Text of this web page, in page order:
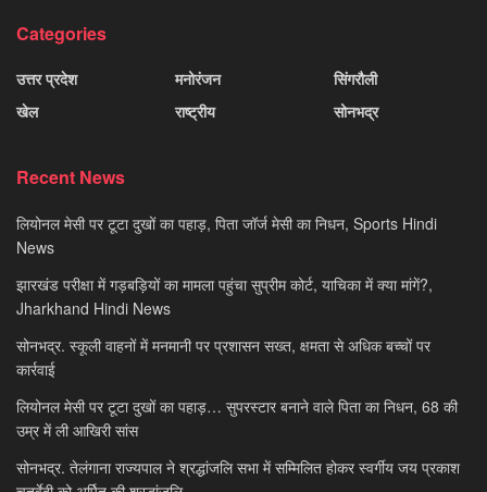
Categories
उत्तर प्रदेश
खेल
मनोरंजन
राष्ट्रीय
सिंगरौली
सोनभद्र
Recent News
लियोनल मेसी पर टूटा दुखों का पहाड़, पिता जॉर्ज मेसी का निधन, Sports Hindi
News
झारखंड परीक्षा में गड़बड़ियों का मामला पहुंचा सुप्रीम कोर्ट, याचिका में क्या मांगें?,
Jharkhand Hindi News
सोनभद्र. स्कूली वाहनों में मनमानी पर प्रशासन सख्त, क्षमता से अधिक बच्चों पर
कार्रवाई
लियोनल मेसी पर टूटा दुखों का पहाड़… सुपरस्टार बनाने वाले पिता का निधन, 68 की
उम्र में ली आखिरी सांस
सोनभद्र. तेलंगाना राज्यपाल ने श्रद्धांजलि सभा में सम्मिलित होकर स्वर्गीय जय प्रकाश